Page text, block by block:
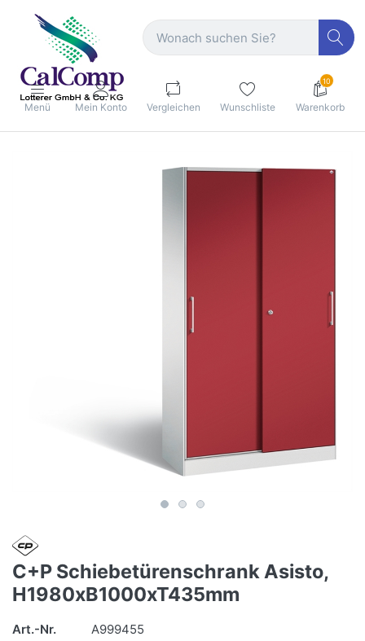
Menü Mein Konto Vergleichen Wunschliste
10
Warenkorb
C+P Schiebetürenschrank Asisto,
H1980xB1000xT435mm
Art.-Nr.
A999455